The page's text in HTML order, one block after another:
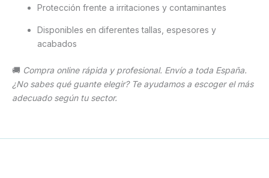
Protección frente a irritaciones y contaminantes
Disponibles en diferentes tallas, espesores y
acabados
🚚 Compra online rápida y profesional. Envío a toda España.
¿No sabes qué guante elegir? Te ayudamos a escoger el más
adecuado según tu sector.